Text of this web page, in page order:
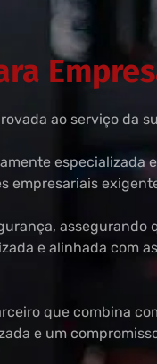
ao serviço da
especializada
empresariais
assegurando
e alinhada com
que combina
e um